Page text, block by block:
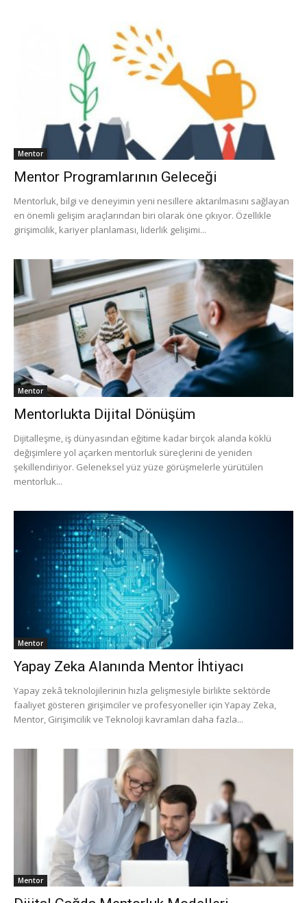
Mentor
Mentor Programlarının Geleceği
Mentorluk, bilgi ve deneyimin yeni nesillere aktarılmasını sağlayan
en önemli gelişim araçlarından biri olarak öne çıkıyor. Özellikle
girişimcilik, kariyer planlaması, liderlik gelişimi...
Mentor
Mentorlukta Dijital Dönüşüm
Dijitalleşme, iş dünyasından eğitime kadar birçok alanda köklü
değişimlere yol açarken mentorluk süreçlerini de yeniden
şekillendiriyor. Geleneksel yüz yüze görüşmelerle yürütülen
mentorluk...
Mentor
Yapay Zeka Alanında Mentor İhtiyacı
Yapay zekâ teknolojilerinin hızla gelişmesiyle birlikte sektörde
faaliyet gösteren girişimciler ve profesyoneller için Yapay Zeka,
Mentor, Girişimcilik ve Teknoloji kavramları daha fazla...
Mentor